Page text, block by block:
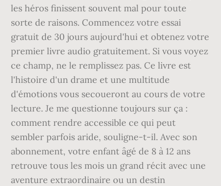
les héros finissent souvent mal pour toute
sorte de raisons. Commencez votre essai
gratuit de 30 jours aujourd'hui et obtenez votre
premier livre audio gratuitement. Si vous voyez
ce champ, ne le remplissez pas. Ce livre est
l'histoire d'un drame et une multitude
d'émotions vous secoueront au cours de votre
lecture. Je me questionne toujours sur ça :
comment rendre accessible ce qui peut
sembler parfois aride, souligne-t-il. Avec son
abonnement, votre enfant âgé de 8 à 12 ans
retrouve tous les mois un grand récit avec une
aventure extraordinaire ou un destin